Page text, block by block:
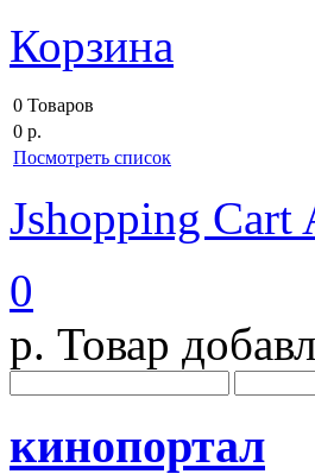
Корзина
0 Товаров
0 р.
Посмотреть список
Jshopping Cart
0
р. Товар
кинопортал